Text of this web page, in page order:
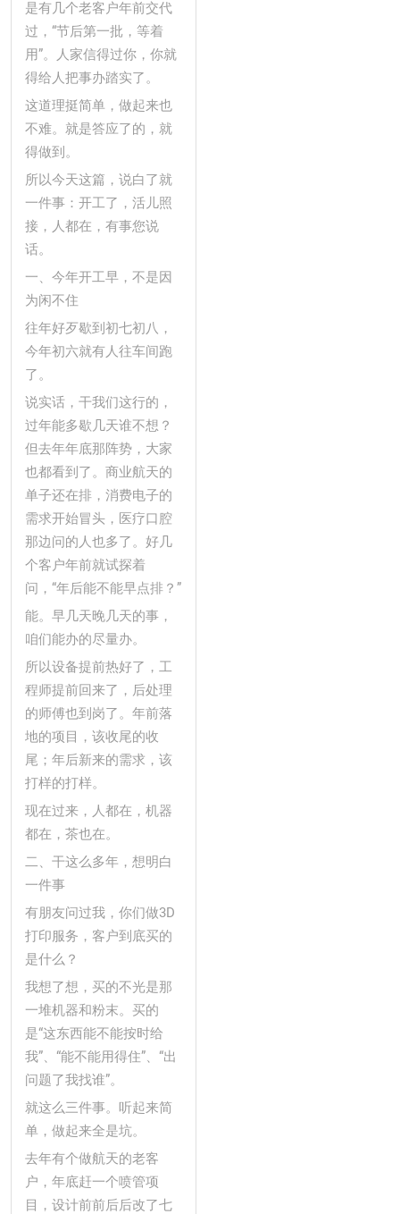
是有几个老客户年前交代
过，“节后第一批，等着
用”。人家信得过你，你就
得给人把事办踏实了。
这道理挺简单，做起来也
不难。就是答应了的，就
得做到。
所以今天这篇，说白了就
一件事：开工了，活儿照
接，人都在，有事您说
话。
一、今年开工早，不是因
为闲不住
往年好歹歇到初七初八，
今年初六就有人往车间跑
了。
说实话，干我们这行的，
过年能多歇几天谁不想？
但去年年底那阵势，大家
也都看到了。商业航天的
单子还在排，消费电子的
需求开始冒头，医疗口腔
那边问的人也多了。好几
个客户年前就试探着
问，“年后能不能早点排？”
能。早几天晚几天的事，
咱们能办的尽量办。
所以设备提前热好了，工
程师提前回来了，后处理
的师傅也到岗了。年前落
地的项目，该收尾的收
尾；年后新来的需求，该
打样的打样。
现在过来，人都在，机器
都在，茶也在。
二、干这么多年，想明白
一件事
有朋友问过我，你们做3D
打印服务，客户到底买的
是什么？
我想了想，买的不光是那
一堆机器和粉末。买的
是“这东西能不能按时给
我”、“能不能用得住”、“出
问题了我找谁”。
就这么三件事。听起来简
单，做起来全是坑。
去年有个做航天的老客
户，年底赶一个喷管项
目，设计前前后后改了七